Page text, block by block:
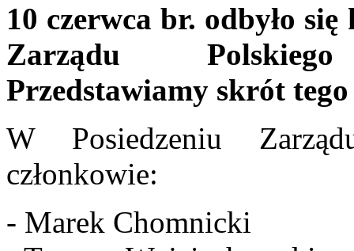
10 czerwca br. odbyło
Zarządu
Przedstawiamy skrót tego
W Posiedzeniu
członkowie:
- Marek Chomnicki